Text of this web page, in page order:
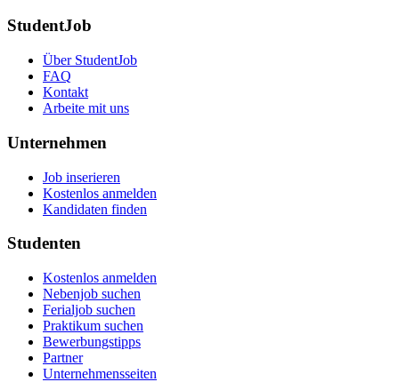
StudentJob
Über StudentJob
FAQ
Kontakt
Arbeite mit uns
Unternehmen
Job inserieren
Kostenlos anmelden
Kandidaten finden
Studenten
Kostenlos anmelden
Nebenjob suchen
Ferialjob suchen
Praktikum suchen
Bewerbungstipps
Partner
Unternehmensseiten